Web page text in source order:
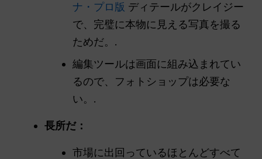
ナ・プロ版 ディテールがクレイジー
で、完璧に本物に見える写真を撮る
ためだ。.
編集ツールは画面に組み込まれてい
るので、フォトショップは必要な
い。.
長所だ：
市場に出回っているほとんどすべて